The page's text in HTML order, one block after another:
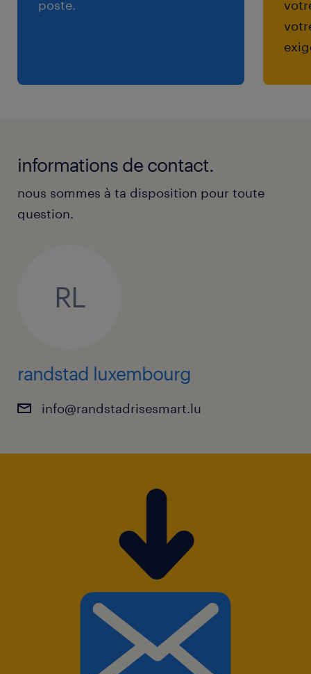
Vitae et Lettre de motivation
poste.
informations de contact.
nous sommes à ta disposition pour toute
question.
RL
randstad luxembourg
info@randstadrisesmart.lu